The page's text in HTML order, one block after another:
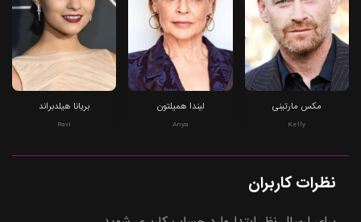
مکس مارتینی
Kelly
لیندا همیلتون
Anya
بریانا هیلدبراند
Ravi
نظرات کاربران